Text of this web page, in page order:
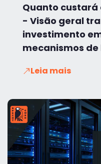
Quanto custará
- Visão geral
investimento
mecanismos de
Leia mais